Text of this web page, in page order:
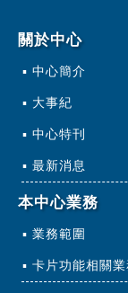
關於中心
中心簡介
大事紀
中心特刊
最新消息
本中心業務
業務範圍
卡片功能相關業